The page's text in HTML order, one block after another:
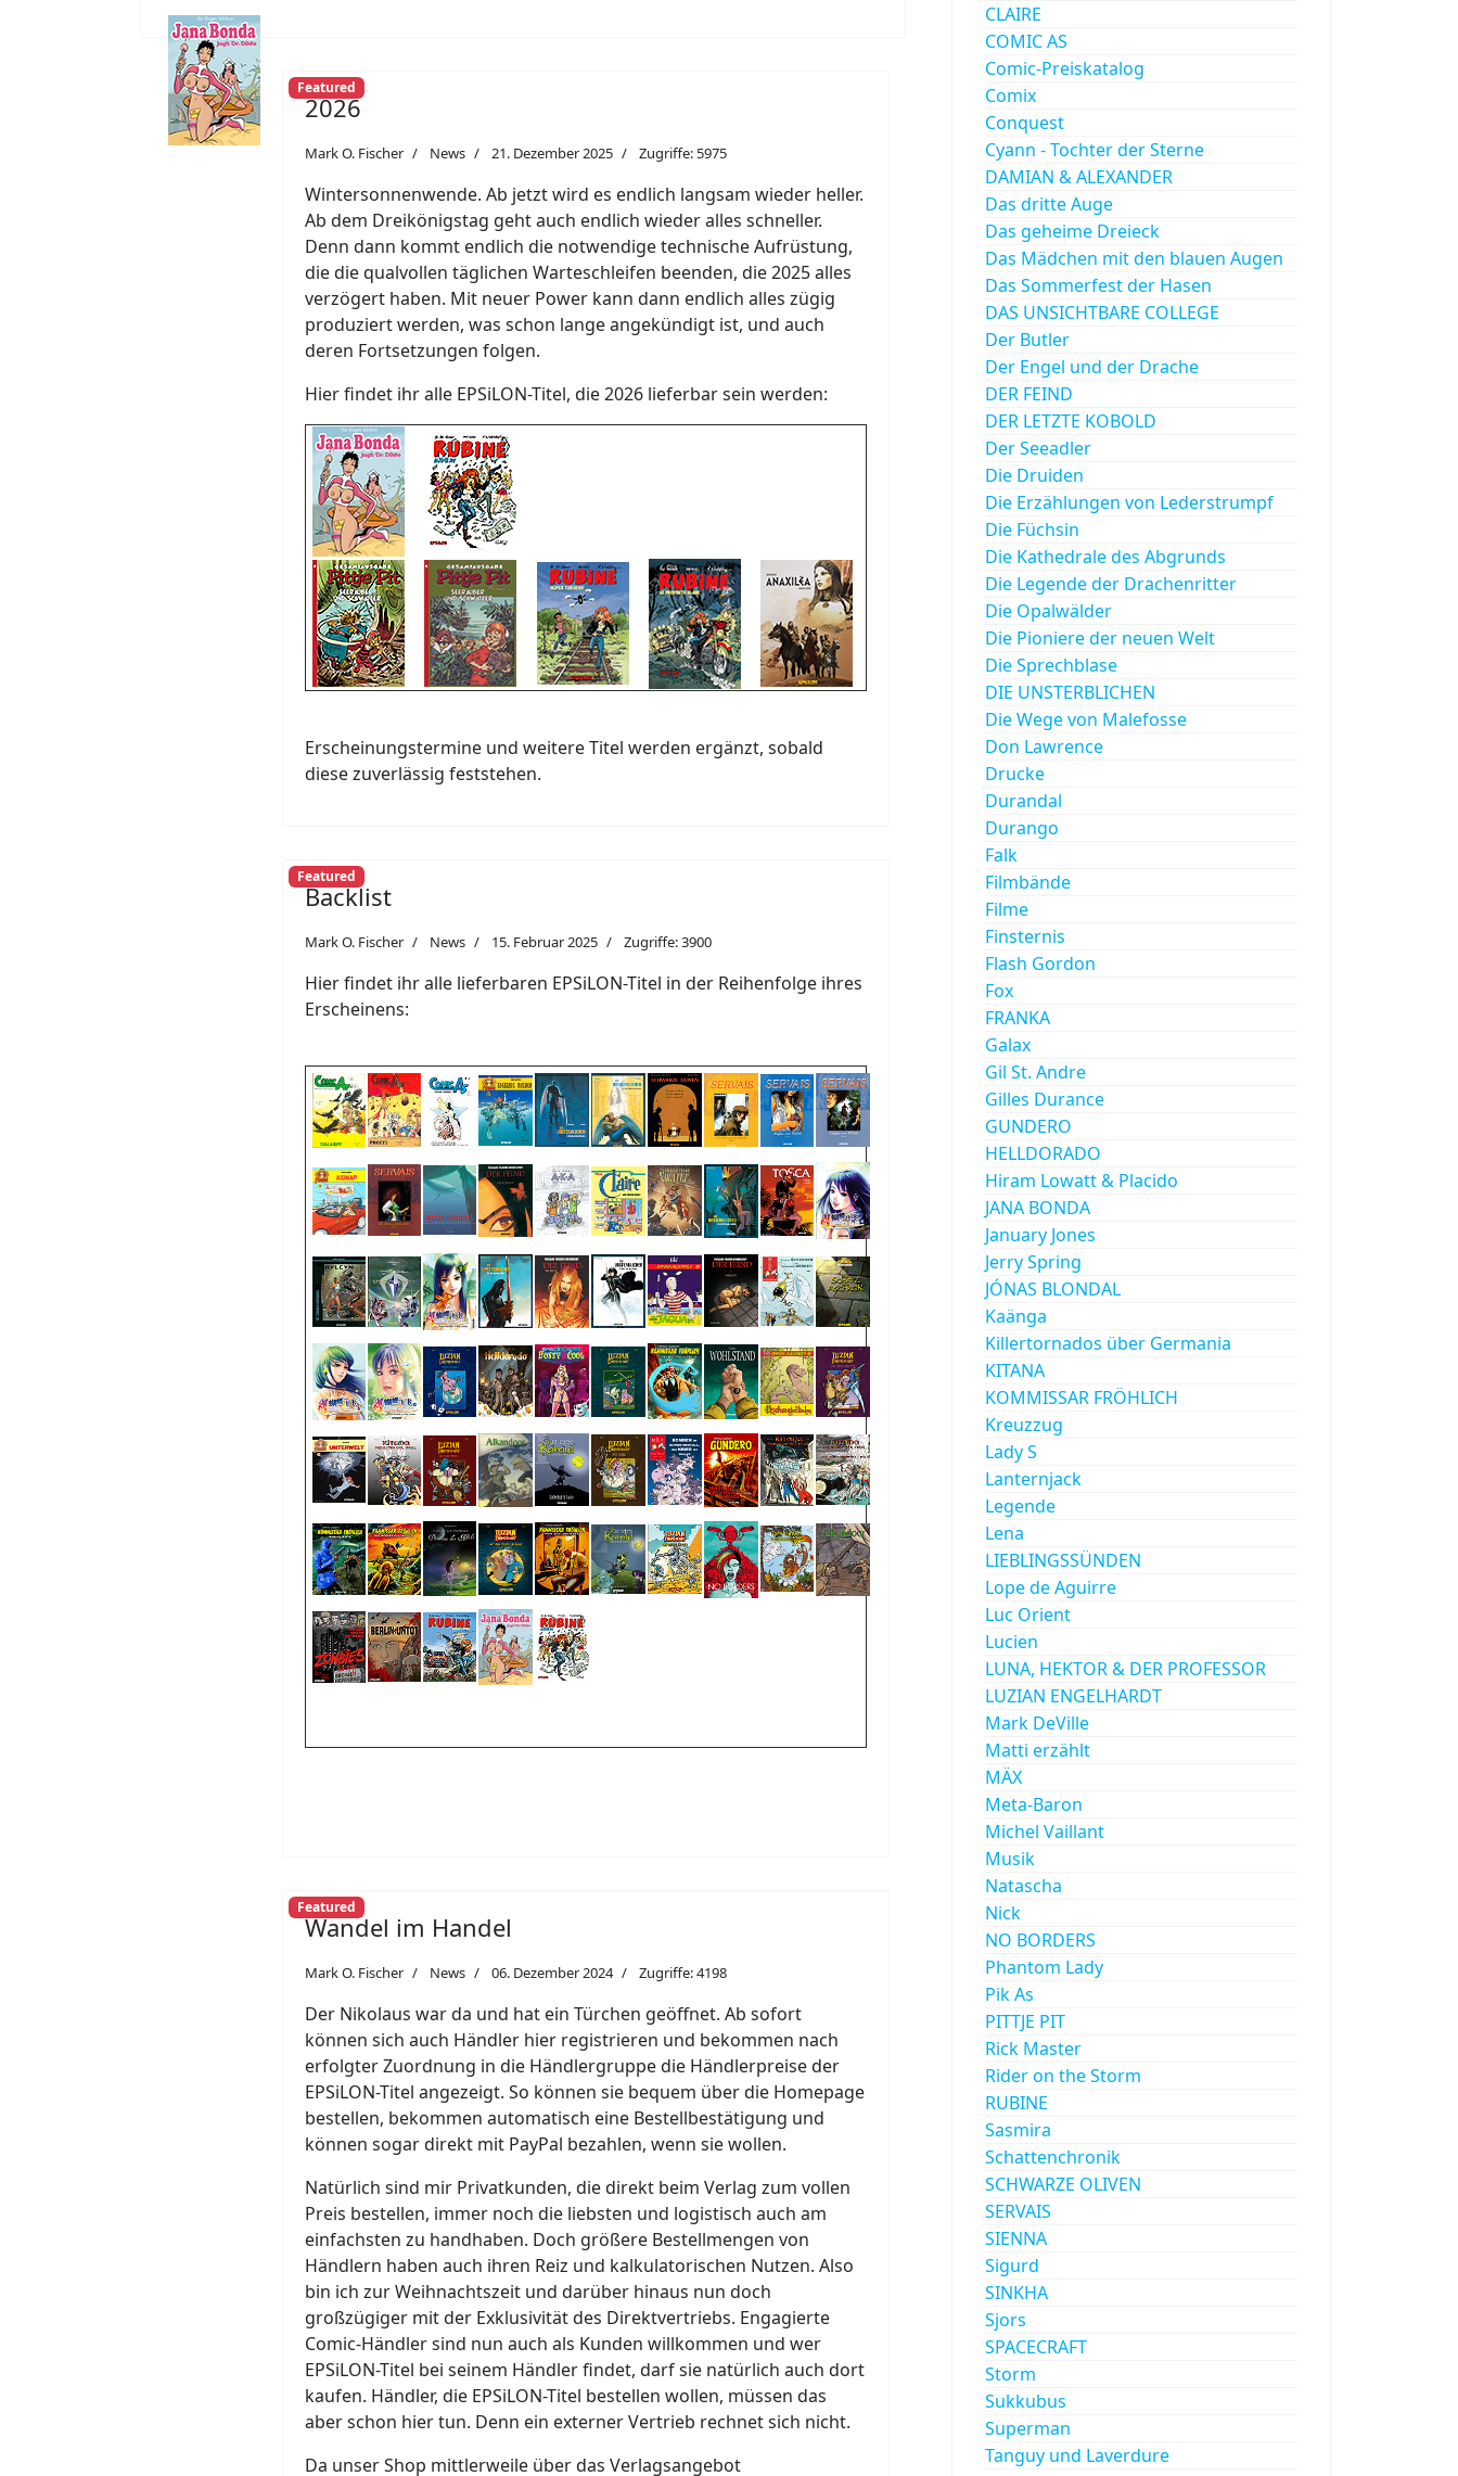
Featured
2026
Mark O. Fischer News 21. Dezember 2025 Zugriffe: 5975
Wintersonnenwende. Ab jetzt wird es endlich langsam wieder heller.
Ab dem Dreikönigstag geht auch endlich wieder alles schneller.
Denn dann kommt endlich die notwendige technische Aufrüstung,
die die qualvollen täglichen Warteschleifen beenden, die 2025 alles
verzögert haben. Mit neuer Power kann dann endlich alles zügig
produziert werden, was schon lange angekündigt ist, und auch
deren Fortsetzungen folgen.
Hier findet ihr alle EPSiLON-Titel, die 2026 lieferbar sein werden:
Erscheinungstermine und weitere Titel werden ergänzt, sobald
diese zuverlässig feststehen.
Featured
Backlist
Mark O. Fischer News 15. Februar 2025 Zugriffe: 3900
Hier findet ihr alle lieferbaren EPSiLON-Titel in der Reihenfolge ihres
Erscheinens:
Featured
Wandel im Handel
Mark O. Fischer News 06. Dezember 2024 Zugriffe: 4198
Der Nikolaus war da und hat ein Türchen geöffnet. Ab sofort
können sich auch Händler hier registrieren und bekommen nach
erfolgter Zuordnung in die Händlergruppe die Händlerpreise der
EPSiLON-Titel angezeigt. So können sie bequem über die Homepage
bestellen, bekommen automatisch eine Bestellbestätigung und
können sogar direkt mit PayPal bezahlen, wenn sie wollen.
Natürlich sind mir Privatkunden, die direkt beim Verlag zum vollen
Preis bestellen, immer noch die liebsten und logistisch auch am
einfachsten zu handhaben. Doch größere Bestellmengen von
Händlern haben auch ihren Reiz und kalkulatorischen Nutzen. Also
bin ich zur Weihnachtszeit und darüber hinaus nun doch
großzügiger mit der Exklusivität des Direktvertriebs. Engagierte
Comic-Händler sind nun auch als Kunden willkommen und wer
EPSiLON-Titel bei seinem Händler findet, darf sie natürlich auch dort
kaufen. Händler, die EPSiLON-Titel bestellen wollen, müssen das
aber schon hier tun. Denn ein externer Vertrieb rechnet sich nicht.
Da unser Shop mittlerweile über das Verlagsangebot
CLAIRE
COMIC AS
Comic-Preiskatalog
Comix
Conquest
Cyann - Tochter der Sterne
DAMIAN & ALEXANDER
Das dritte Auge
Das geheime Dreieck
Das Mädchen mit den blauen Augen
Das Sommerfest der Hasen
DAS UNSICHTBARE COLLEGE
Der Butler
Der Engel und der Drache
DER FEIND
DER LETZTE KOBOLD
Der Seeadler
Die Druiden
Die Erzählungen von Lederstrumpf
Die Füchsin
Die Kathedrale des Abgrunds
Die Legende der Drachenritter
Die Opalwälder
Die Pioniere der neuen Welt
Die Sprechblase
DIE UNSTERBLICHEN
Die Wege von Malefosse
Don Lawrence
Drucke
Durandal
Durango
Falk
Filmbände
Filme
Finsternis
Flash Gordon
Fox
FRANKA
Galax
Gil St. Andre
Gilles Durance
GUNDERO
HELLDORADO
Hiram Lowatt & Placido
JANA BONDA
January Jones
Jerry Spring
JÓNAS BLONDAL
Kaänga
Killertornados über Germania
KITANA
KOMMISSAR FRÖHLICH
Kreuzzug
Lady S
Lanternjack
Legende
Lena
LIEBLINGSSÜNDEN
Lope de Aguirre
Luc Orient
Lucien
LUNA, HEKTOR & DER PROFESSOR
LUZIAN ENGELHARDT
Mark DeVille
Matti erzählt
MÄX
Meta-Baron
Michel Vaillant
Musik
Natascha
Nick
NO BORDERS
Phantom Lady
Pik As
PITTJE PIT
Rick Master
Rider on the Storm
RUBINE
Sasmira
Schattenchronik
SCHWARZE OLIVEN
SERVAIS
SIENNA
Sigurd
SINKHA
Sjors
SPACECRAFT
Storm
Sukkubus
Superman
Tanguy und Laverdure